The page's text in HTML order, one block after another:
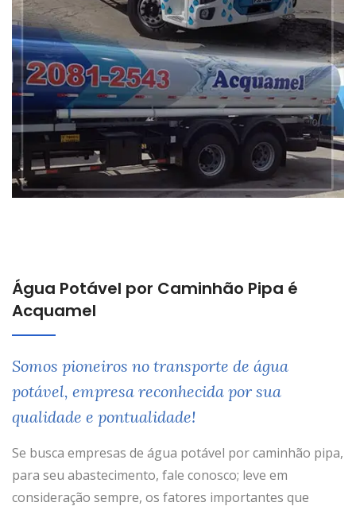
Água Potável por Caminhão Pipa é
Acquamel
Somos pioneiros no transporte de água
potável, empresa reconhecida por sua
qualidade e pontualidade!
Se busca empresas de água potável por caminhão pipa,
para seu abastecimento, fale conosco; leve em
consideração sempre, os fatores importantes que